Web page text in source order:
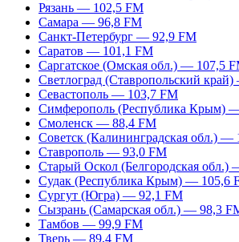
Рязань — 102,5 FM
Самара — 96,8 FM
Санкт-Петербург — 92,9 FM
Саратов — 101,1 FM
Саргатское (Омская обл.) — 107,5
Светлоград (Ставропольский
Севастополь — 103,7 FM
Симферополь (Республика Крым)
Смоленск — 88,4 FM
Советск (Калининградская обл.) —
Ставрополь — 93,0 FM
Старый Оскол (Белгородская обл.)
Судак (Республика Крым) — 105,6
Сургут (Югра) — 92,1 FM
Сызрань (Самарская обл.) — 98,3
Тамбов — 99,9 FM
Тверь — 89,4 FM